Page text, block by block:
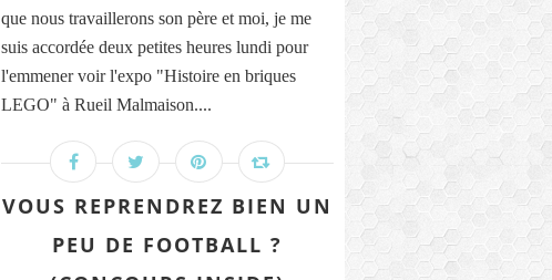
que nous travaillerons son père et moi, je me
suis accordée deux petites heures lundi pour
l'emmener voir l'expo "Histoire en briques
LEGO" à Rueil Malmaison....
VOUS REPRENDREZ BIEN UN
PEU DE FOOTBALL ?